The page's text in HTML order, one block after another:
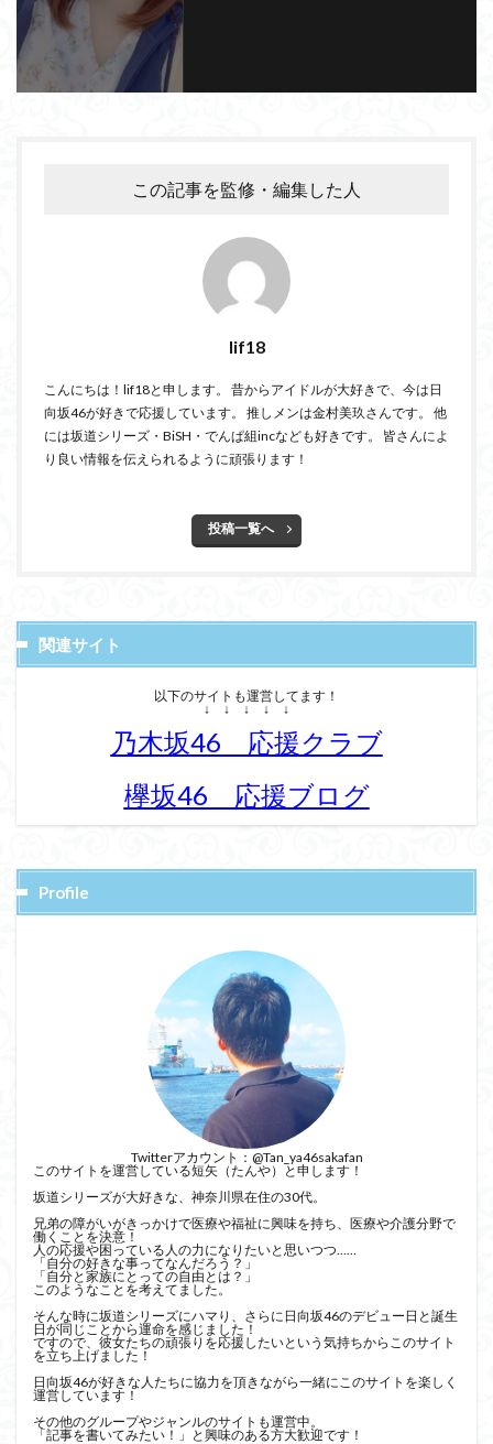
この記事を監修・編集した人
lif18
こんにちは！lif18と申します。 昔からアイドルが大好きで、今は日
向坂46が好きで応援しています。 推しメンは金村美玖さんです。 他
には坂道シリーズ・BiSH・でんぱ組incなども好きです。 皆さんによ
り良い情報を伝えられるように頑張ります！
投稿一覧へ
関連サイト
以下のサイトも運営してます！
↓ ↓ ↓ ↓ ↓
乃木坂46 応援クラブ
欅坂46 応援ブログ
Profile
Twitterアカウント： @Tan_ya46sakafan
このサイトを運営している短矢（たんや）と申します！
坂道シリーズが大好きな、神奈川県在住の30代。
兄弟の障がいがきっかけで医療や福祉に興味を持ち、医療や介護分野で
働くことを決意！
人の応援や困っている人の力になりたいと思いつつ……
「自分の好きな事ってなんだろう？」
「自分と家族にとっての自由とは？」
このようなことを考えてました。
そんな時に坂道シリーズにハマり、さらに日向坂46のデビュー日と誕生
日が同じことから運命を感じました！
ですので、彼女たちの頑張りを応援したいという気持ちからこのサイト
を立ち上げました！
日向坂46が好きな人たちに協力を頂きながら一緒にこのサイトを楽しく
運営しています！
その他のグループやジャンルのサイトも運営中。
「記事を書いてみたい！」と興味のある方大歓迎です！